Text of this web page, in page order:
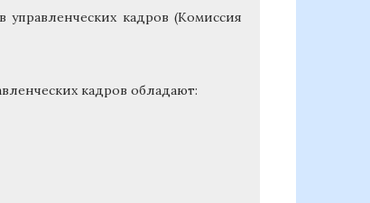
кадров (Комиссия
кадров обладают: